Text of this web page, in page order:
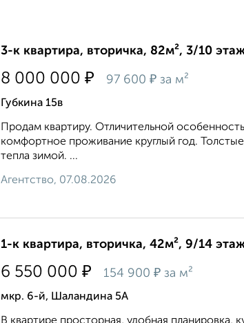
3-к квартира, вторичка, 82м², 3/10
8 000 000 ₽ 97 600 ₽ за м²
Губкина 15в
Продам квартиру. Отличительной
комфортное проживание круглый год.
тепла зимой. ...
Агентство, 07.08.2026
1-к квартира, вторичка, 42м², 9/14
6 550 000 ₽ 154 900 ₽ за м²
мкр. 6-й, Шаландина 5А